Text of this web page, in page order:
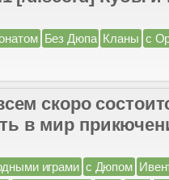
Без Дюпа Кланы с
скоро
в мир
играми с Дюпом